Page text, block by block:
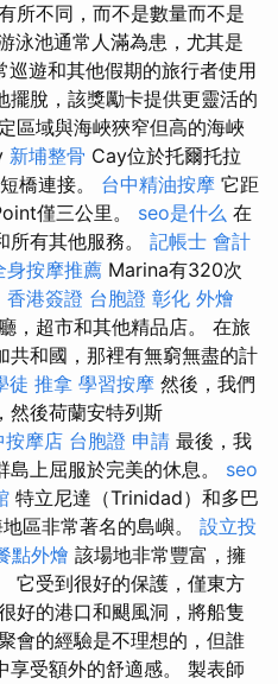
所不同，而不是數量而不是
泳池通常人滿為患，尤其是
巡遊和其他假期的旅行者使用
擺脫，該獎勵卡提供更靈活的
區域與海峽狹窄但高的海峽
新埔整骨 Cay位於托爾托拉
橋連接。 台中精油按摩 它距
僅三公里。 seo是什么 在
有其他服務。 記帳士 會計
身按摩推薦 Marina有320次
香港簽證 台胞證 彰化 外燴
，超市和其他精品店。 在旅
共和國，那裡有無窮無盡的計
徒 推拿 學習按摩 然後，我們
然後荷蘭安特列斯
按摩店 台胞證 申請 最後，我
上屈服於完美的休息。 seo
特立尼達（Trinidad）和多巴
區非常著名的島嶼。 設立投
點外燴 該場地非常豐富，擁
它受到很好的保護，僅東方
好的港口和颶風洞，將船隻
會的經驗是不理想的，但誰
享受額外的舒適感。 製表師